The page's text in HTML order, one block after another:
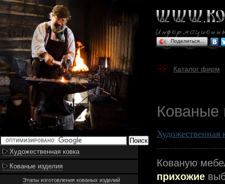
Художественная ковка
Кованые изделия
Этапы изготовления кованых изделий
Поделиться…
Каталог фирм
Кованые
Художественная
Кованую
прихожие